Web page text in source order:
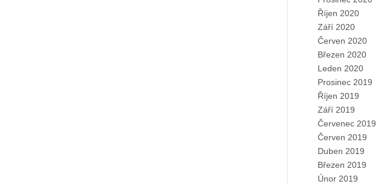
Říjen 2020
Září 2020
Červen 2020
Březen 2020
Leden 2020
Prosinec 2019
Říjen 2019
Září 2019
Červenec 2019
Červen 2019
Duben 2019
Březen 2019
Únor 2019